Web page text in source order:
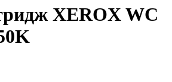
XEROX WC